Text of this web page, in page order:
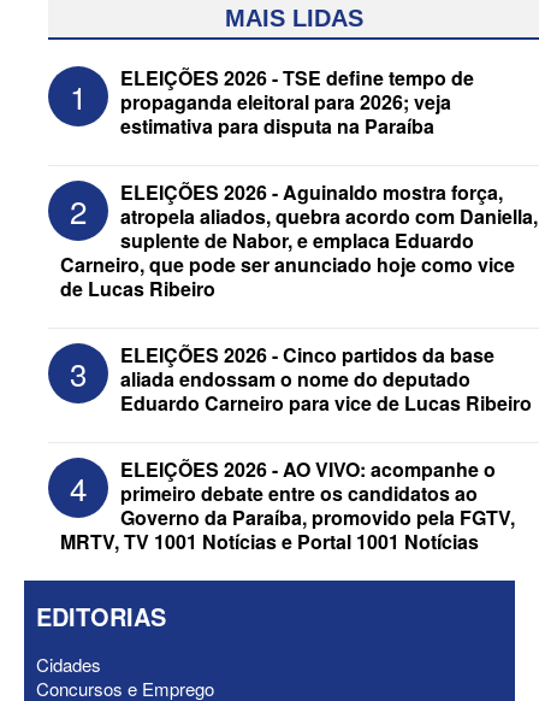
ELEIÇÕES 2026 - Após convenções,
Senado da Paraíba
ELEIÇÕES 2026 - Senado: Novo
MAIS LIDAS
1
ELEIÇÕES 2026 - TSE define tempo de
propaganda eleitoral para 2026; veja
estimativa para disputa na Paraíba
2
ELEIÇÕES 2026 - Aguinaldo mostra força,
atropela aliados, quebra acordo com Daniella,
suplente de Nabor, e emplaca Eduardo
Carneiro, que pode ser anunciado hoje como vice
de Lucas Ribeiro
3
ELEIÇÕES 2026 - Cinco partidos da base
aliada endossam o nome do deputado
Eduardo Carneiro para vice de Lucas Ribeiro
4
ELEIÇÕES 2026 - AO VIVO: acompanhe o
primeiro debate entre os candidatos ao
Governo da Paraíba, promovido pela FGTV,
MRTV, TV 1001 Notícias e Portal 1001 Notícias
EDITORIAS
Cidades
Concursos e Emprego